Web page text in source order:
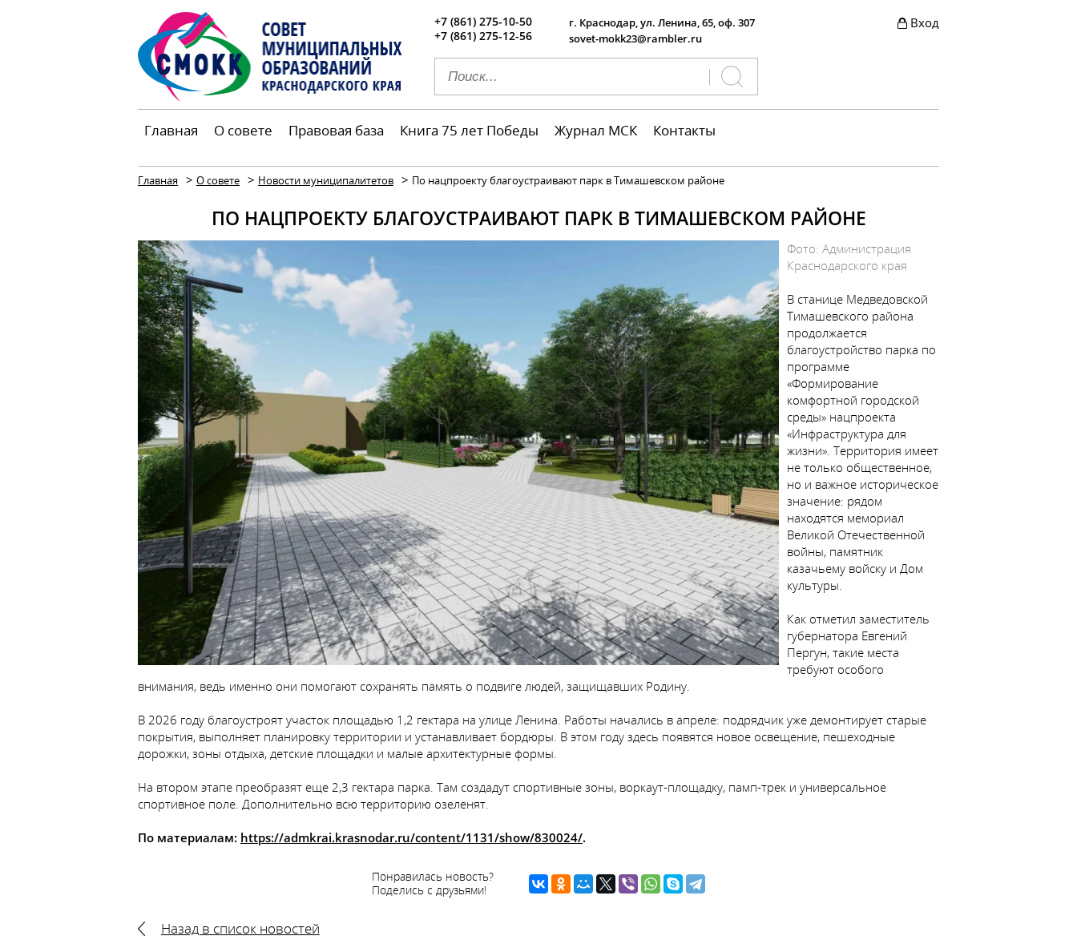
+7 (861) 275-10-50
+7 (861) 275-12-56
г. Краснодар, ул. Ленина, 65, оф. 307
sovet-mokk23@rambler.ru
Вход
Главная О совете Правовая база Книга 75 лет Победы Журнал МСК Контакты
Главная > О совете > Новости муниципалитетов > По нацпроекту благоустраивают парк в Тимашевском районе
ПО НАЦПРОЕКТУ БЛАГОУСТРАИВАЮТ ПАРК В ТИМАШЕВСКОМ РАЙОНЕ
Фото: Администрация
Краснодарского края
В станице Медведовской
Тимашевского района
продолжается
благоустройство парка по
программе
«Формирование
комфортной городской
среды» нацпроекта
«Инфраструктура для
жизни». Территория имеет
не только общественное,
но и важное историческое
значение: рядом
находятся мемориал
Великой Отечественной
войны, памятник
казачьему войску и Дом
культуры.
Как отметил заместитель
губернатора Евгений
Пергун, такие места
требуют особого
внимания, ведь именно они помогают сохранять память о подвиге людей, защищавших Родину.
В 2026 году благоустроят участок площадью 1,2 гектара на улице Ленина. Работы начались в апреле: подрядчик уже демонтирует старые
покрытия, выполняет планировку территории и устанавливает бордюры. В этом году здесь появятся новое освещение, пешеходные
дорожки, зоны отдыха, детские площадки и малые архитектурные формы.
На втором этапе преобразят еще 2,3 гектара парка. Там создадут спортивные зоны, воркаут-площадку, памп-трек и универсальное
спортивное поле. Дополнительно всю территорию озеленят.
По материалам: https://admkrai.krasnodar.ru/content/1131/show/830024/.
Понравилась новость?
Поделись с друзьями!
Назад в список новостей